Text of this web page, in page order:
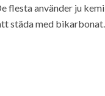
flesta använder ju
städa med